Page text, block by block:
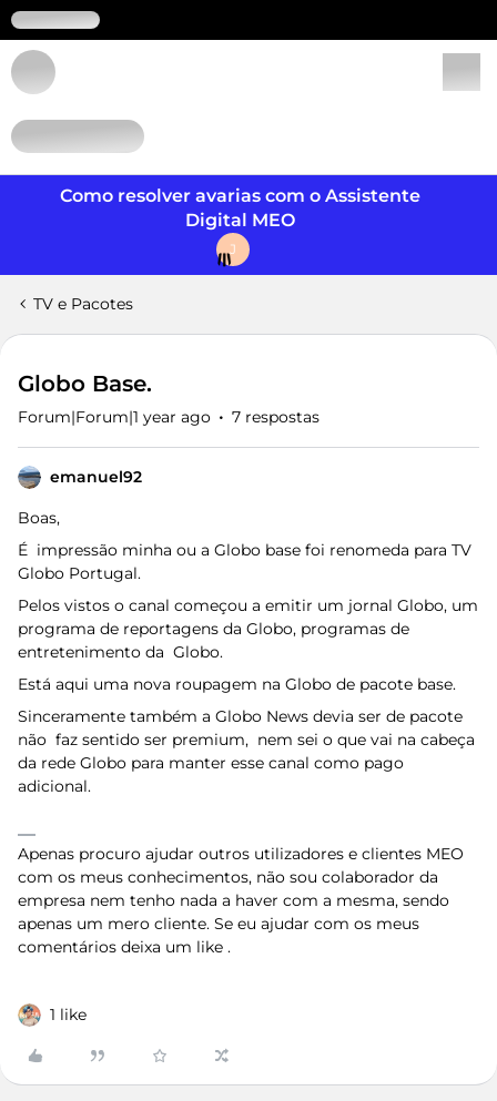
Como resolver avarias com o Assistente
Digital MEO
J
TV e Pacotes
Globo Base.
Forum|Forum|1 year ago 7 respostas
emanuel92
Boas,
É impressão minha ou a Globo base foi renomeda para TV
Globo Portugal.
Pelos vistos o canal começou a emitir um jornal Globo, um
programa de reportagens da Globo, programas de
entretenimento da Globo.
Está aqui uma nova roupagem na Globo de pacote base.
Sinceramente também a Globo News devia ser de pacote
não faz sentido ser premium, nem sei o que vai na cabeça
da rede Globo para manter esse canal como pago
adicional.
Apenas procuro ajudar outros utilizadores e clientes MEO
com os meus conhecimentos, não sou colaborador da
empresa nem tenho nada a haver com a mesma, sendo
apenas um mero cliente. Se eu ajudar com os meus
comentários deixa um like .
1 like